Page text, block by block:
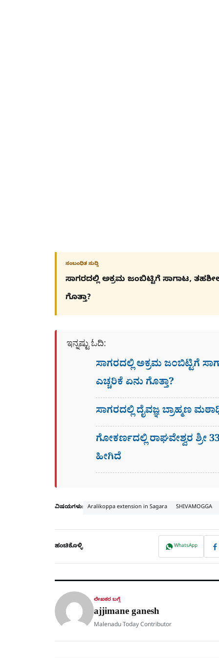
ಸಂಬಂಧಿತ ಸುದ್ದಿ
ಸಾಗರದಲ್ಲಿ ಅಕ್ರಮ ಜಂಬಿಟ್ಟಿಗೆ ಸಾಗಾಟ,
ಗೊತ್ತಾ?
ಇನ್ನಷ್ಟು ಓದಿ:
ಸಾಗರದಲ್ಲಿ ಅಕ್ರಮ ಜಂಬಿಟ್ಟಿಗೆ
ಎಚ್ಚರಿಕೆ​​ ಏನು ಗೊತ್ತಾ?
ಸಾಗರದಲ್ಲಿ ದೈವಜ್ಞ ಬ್ರಾಹ್ಮಣ
ಗೋಕರ್ಣದಲ್ಲಿ ರಾಘವೇಶ್ವರ ಶ್ರೀ
ಹೀಗಿದೆ
ವಿಷಯಗಳು: Aralikoppa extension in Sagara SHIVAMOGGA
ಹಂಚಿಕೊಳ್ಳಿ WhatsApp
ಲೇಖಕರ ಬಗ್ಗೆ
ajjimane ganesh
Malenadu Today Contributor